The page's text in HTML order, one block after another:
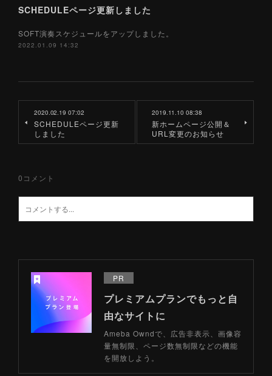
SCHEDULEページ更新しました
SOFT演奏スケジュールをアップしました。
2022.01.09 14:32
2020.02.19 07:02
SCHEDULEページ更新
しました
2019.11.10 08:38
新ホームページ公開＆
URL変更のお知らせ
0 コメント
PR
プレミアムプランでもっと自
由なサイトに
Ameba Owndで、広告非表示、画像容
量無制限、ページ数無制限などの機能
を開放しよう。